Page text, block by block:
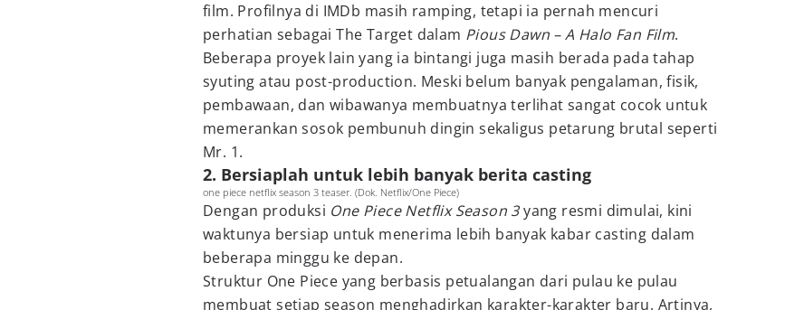
film. Profilnya di IMDb masih ramping, tetapi ia pernah mencuri
perhatian sebagai The Target dalam Pious Dawn – A Halo Fan Film.
Beberapa proyek lain yang ia bintangi juga masih berada pada tahap
syuting atau post-production. Meski belum banyak pengalaman, fisik,
pembawaan, dan wibawanya membuatnya terlihat sangat cocok untuk
memerankan sosok pembunuh dingin sekaligus petarung brutal seperti
Mr. 1.
2. Bersiaplah untuk lebih banyak berita casting
one piece netflix season 3 teaser. (Dok. Netflix/One Piece)
Dengan produksi One Piece Netflix Season 3yang resmi dimulai, kini
waktunya bersiap untuk menerima lebih banyak kabar casting dalam
beberapa minggu ke depan.
Struktur One Piece yang berbasis petualangan dari pulau ke pulau
membuat setiap season menghadirkan karakter-karakter baru. Artinya,